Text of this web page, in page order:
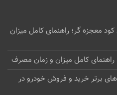
معجزه گر؛ راهنمای کامل میزان
کامل میزان و زمان مصرف
برتر خرید و فروش خودرو در